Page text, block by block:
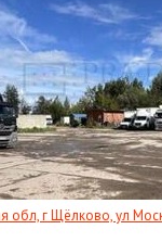
обл, г Щёлково, ул